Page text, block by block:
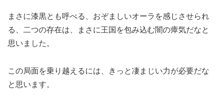
まさに漆黒とも呼べる、おぞましいオーラを感じさせられ
る、二つの存在は、まさに王国を包み込む闇の瘴気だなと
思いました。
この局面を乗り越えるには、きっと凄まじい力が必要だな
と思います。